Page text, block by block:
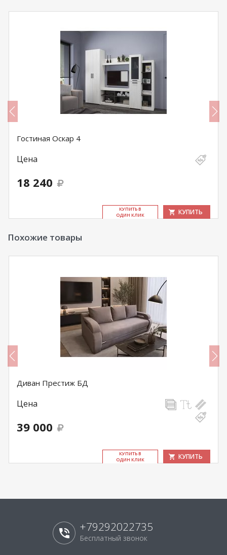
Гостиная Оскар 4
Цена
18 240
КУ­ПИТЬ В
ОДИН КЛИК
КУПИТЬ
Похожие товары
Диван Престиж БД
Цена
39 000
КУ­ПИТЬ В
ОДИН КЛИК
КУПИТЬ
+79292022735
Бесплатный звонок